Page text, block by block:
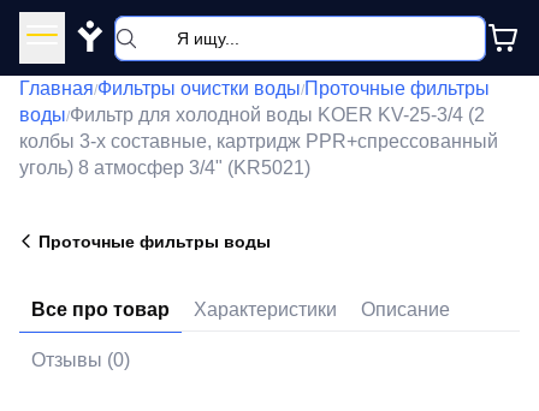
Y
Главная/Фильтры очистки воды/Проточные фильтры
воды/Фильтр для холодной воды KOER KV-25-3/4 (2
колбы 3-х составные, картридж PPR+спрессованный
уголь) 8 атмосфер 3/4" (KR5021)
Проточные фильтры воды
Все про товар Характеристики Описание
Отзывы (0)